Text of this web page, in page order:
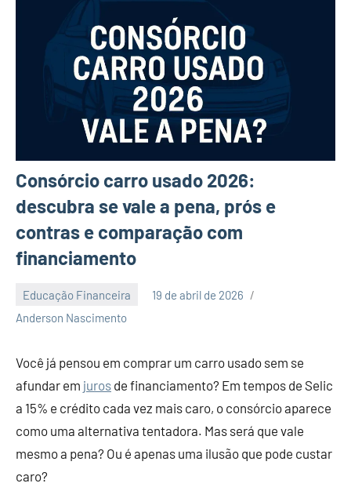
Consórcio carro usado 2026:
descubra se vale a pena, prós e
contras e comparação com
financiamento
Educação Financeira
19 de abril de 2026
Anderson Nascimento
1
Você já pensou em comprar um carro usado sem se
afundar em juros de financiamento? Em tempos de Selic
a 15% e crédito cada vez mais caro, o consórcio aparece
como uma alternativa tentadora. Mas será que vale
mesmo a pena? Ou é apenas uma ilusão que pode custar
caro?